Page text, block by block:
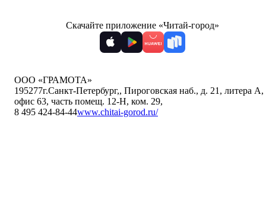
Скачайте приложение «Читай-город»
ООО «ГРАМОТА»
195277г.Санкт-Петербург,, Пироговская наб., д. 21, литера А,
офис 63, часть помещ. 12-Н, ком. 29,
8 495 424-84-44www.chitai-gorod.ru/